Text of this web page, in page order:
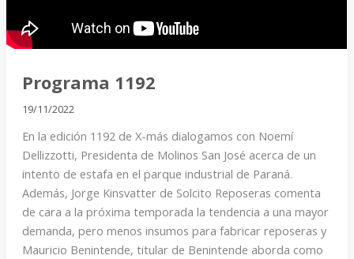
Programa 1192
19/11/2022
En la edición 1192 de X-más dialogamos con Noemí
Dellizzotti, Presidenta de Molinos San José acerca de un
intento de estafa en el parque industrial de Paraná.
Además, Jorge Kinsvatter de Solcito Reposeras comenta
de cara a la próxima temporada la tendencia a una mayor
demanda, pero menos insumos para fabricar reposeras y
Mauricio Benintende, titular de Benintende aborda como